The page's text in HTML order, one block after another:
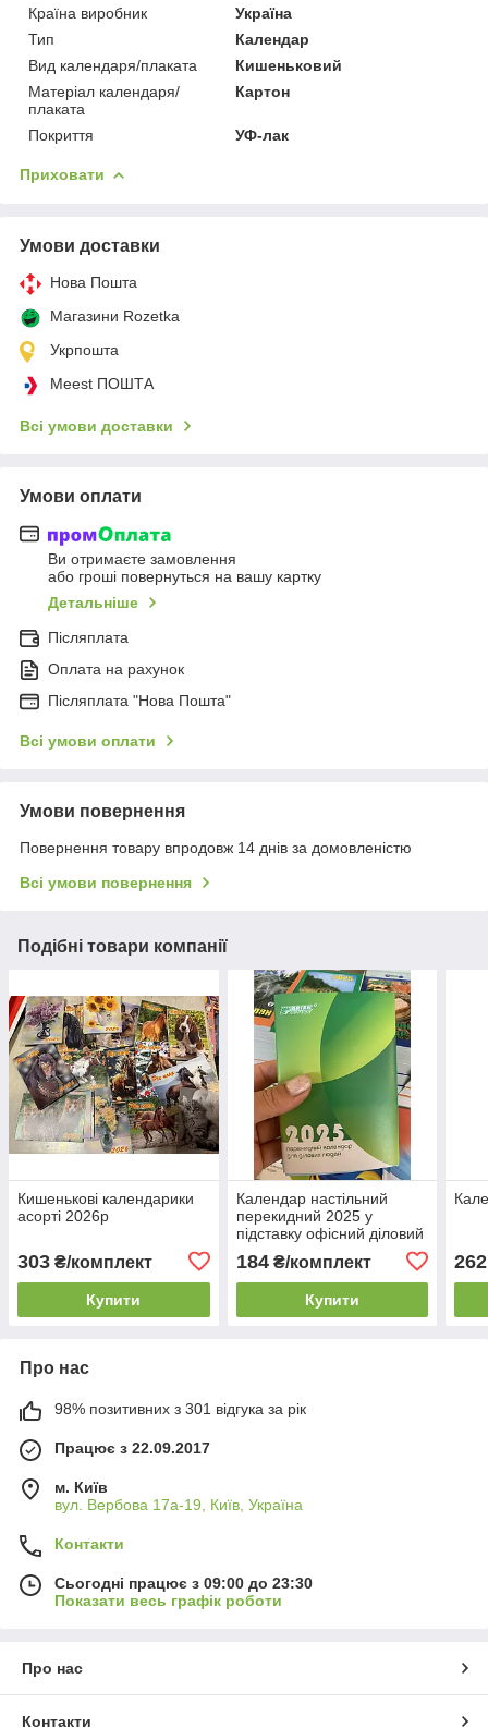
Країна виробник
Україна
Тип
Календар
Вид календаря/плаката
Кишеньковий
Матеріал календаря/
плаката
Картон
Покриття УФ-лак
Приховати
Умови доставки
Нова Пошта
Магазини Rozetka
Укрпошта
Meest ПОШТА
Всі умови доставки
Умови оплати
Ви отримаєте замовлення
або гроші повернуться на вашу картку
Детальніше
Післяплата
Оплата на рахунок
Післяплата "Нова Пошта"
Всі умови оплати
Умови повернення
Повернення товару впродовж 14 днів за домовленістю
Всі умови повернення
Подібні товари компанії
Кишенькові календарики
асорті 2026р
303 ₴/комплект
Купити
Календар настільний
перекидний 2025 у
підставку офісний діловий
календарик 2025
184₴/комплект
Купити
262
Про нас
98% позитивних з 301 відгука за рік
Працює з 22.09.2017
м. Київ
вул. Вербова 17а-19, Київ, Україна
Контакти
Сьогодні працює з 09:00 до 23:30
Показати весь графік роботи
Про нас
Контакти